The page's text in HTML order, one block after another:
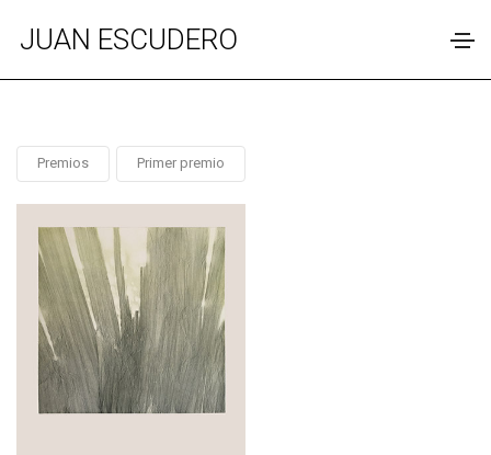
JUAN ESCUDERO
Premios Primer premio